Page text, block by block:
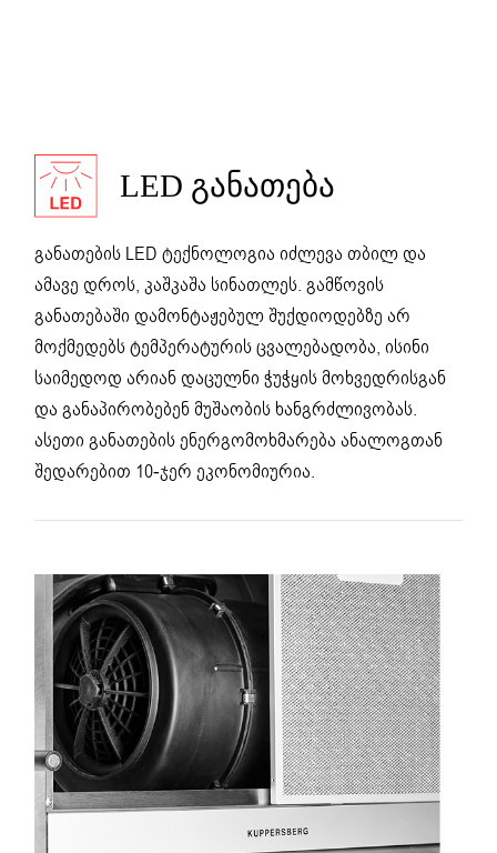
LED ᲒᲐᲜᲐᲗᲔᲑᲐ
განათების LED ტექნოლოგია იძლევა თბილ და
ამავე დროს, კაშკაშა სინათლეს. გამწოვის
განათებაში დამონტაჟებულ შუქდიოდებზე არ
მოქმედებს ტემპერატურის ცვალებადობა, ისინი
საიმედოდ არიან დაცულნი ჭუჭყის მოხვედრისგან
და განაპირობებენ მუშაობის ხანგრძლივობას.
ასეთი განათების ენერგომოხმარება ანალოგთან
შედარებით 10-ჯერ ეკონომიურია.